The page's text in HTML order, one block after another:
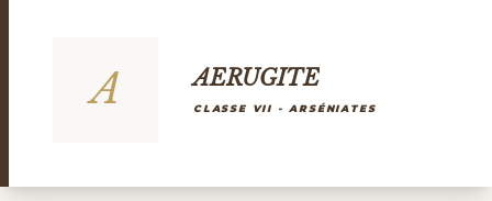
A AERUGITE
CLASSE VII - ARSÉNIATES